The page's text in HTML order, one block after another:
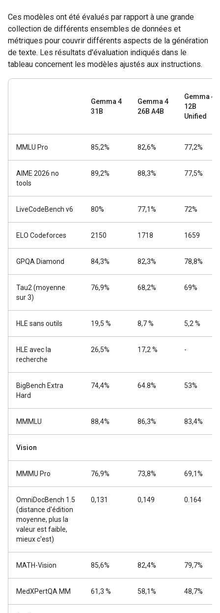
Ces modèles ont été évalués par rapport à une grande
collection de différents ensembles de données et
métriques pour couvrir différents aspects de la génération
de texte. Les résultats d'évaluation indiqués dans le
tableau concernent les modèles ajustés aux instructions.
Gemma 4
31B
Gemma 4
26B A4B
Gemma 4
12B
Unified
MMLU Pro 85,2% 82,6% 77,2%
AIME 2026 no
tools
89,2% 88,3% 77,5%
LiveCodeBench v6 80% 77,1% 72%
ELO Codeforces 2150 1718 1659
GPQA Diamond 84,3% 82,3% 78,8%
Tau2 (moyenne
sur 3)
76,9% 68,2% 69%
HLE sans outils 19,5 % 8,7 % 5,2 %
HLE avec la
recherche
26,5% 17,2 % -
BigBench Extra
Hard
74,4% 64.8% 53%
MMMLU 88,4% 86,3% 83,4%
Vision
MMMU Pro 76,9% 73,8% 69,1%
OmniDocBench 1.5
(distance d'édition
moyenne, plus la
valeur est faible,
mieux c'est)
0,131 0,149 0.164
MATH-Vision 85,6% 82,4% 79,7%
MedXPertQA MM 61,3 % 58,1% 48,7%